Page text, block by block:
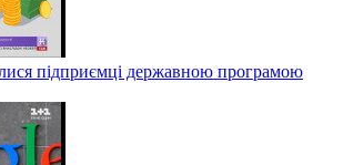
підприємці державною програмою